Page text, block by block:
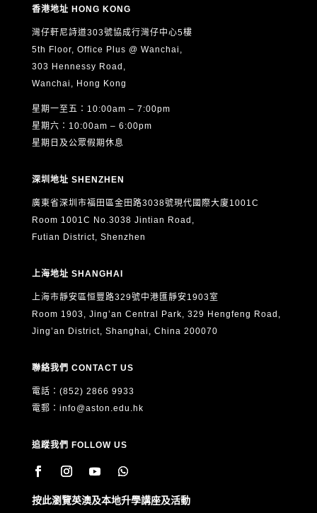
香港地址 HONG KONG
灣仔軒尼詩道303號協成行灣仔中心5樓
5th Floor, Office Plus @ Wanchai,
303 Hennessy Road,
Wanchai, Hong Kong
星期一至五：10:00am – 7:00pm
星期六：10:00am – 6:00pm
星期日及公眾假期休息
深圳地址 SHENZHEN
廣東省深圳市福田區金田路3038號現代國際大廈1001C
Room 1001C No.3038 Jintian Road,
Futian District, Shenzhen
上海地址 SHANGHAI
上海市靜安區恒豐路329號中港匯靜安1903室
Room 1903, Jing’an Central Park, 329 Hengfeng Road,
Jing’an District, Shanghai, China 200070
聯絡我們 CONTACT US
電話：(852) 2866 9933
電郵： info@aston.edu.hk
追蹤我們 FOLLOW US
按此瀏覽英澳及本地升學講座及活動